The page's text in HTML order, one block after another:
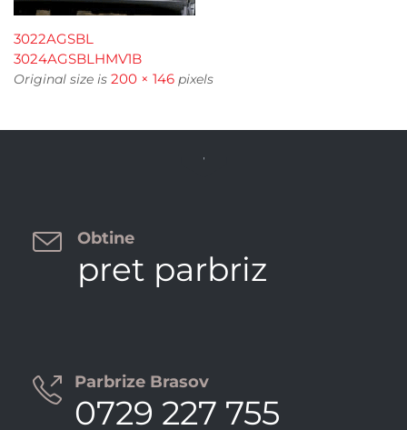
3022AGSBL
3024AGSBLHMV1B
Original size is 200 × 146 pixels
 Obtine
pret parbriz
 Parbrize Brasov
0729 227 755